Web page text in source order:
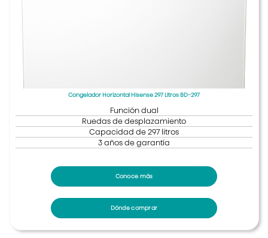
Congelador Horizontal Hisense 297 Litros BD-297
Función dual
Ruedas de desplazamiento
Capacidad de 297 litros
3 años de garantía
Conoce más
Dónde comprar